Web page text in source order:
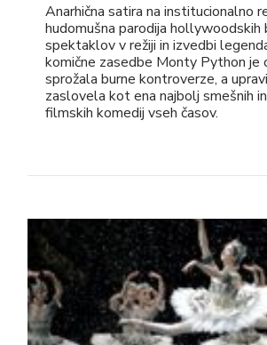
Anarhična satira na institucionalno
hudomušna parodija hollywoodskih
spektaklov v režiji in izvedbi
komične zasedbe Monty Python je
sprožala burne kontroverze, a
zaslovela kot ena najbolj smešnih
filmskih komedij vseh časov.